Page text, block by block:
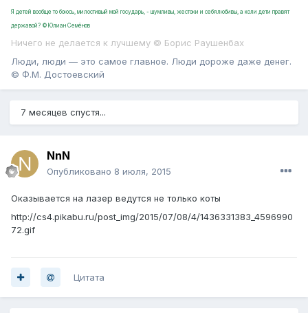
Я детей вообще то боюсь, милостивый мой государь, - шумливы, жестоки и себялюбивы, а коли дети правят
державой? ©Юлиан Семёнов
Ничего не делается к лучшему © Борис Раушенбах
Люди, люди — это самое главное. Люди дороже даже денег.
© Ф.М. Достоевский
7 месяцев спустя...
NnN
Опубликовано 8 июля, 2015
Оказывается на лазер ведутся не только коты
http://cs4.pikabu.ru/post_img/2015/07/08/4/1436331383_4596990
72.gif
Цитата